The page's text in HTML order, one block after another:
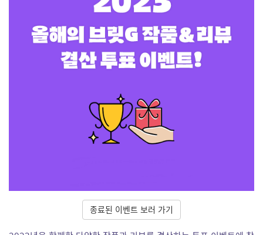
종료된 이벤트 보러 가기